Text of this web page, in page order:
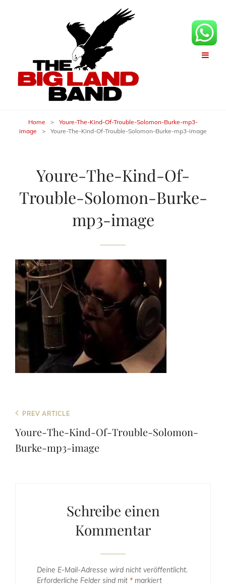
Home >
Youre-The-Kind-Of-Trouble-Solomon-Burke-mp3-
image
> Youre-The-Kind-Of-Trouble-Solomon-Burke-mp3-image
Youre-The-Kind-Of-
Trouble-Solomon-Burke-
mp3-image
Beitragsnavigation
Previous
Post
PREV ARTICLE
Youre-The-Kind-Of-Trouble-Solomon-
Burke-mp3-image
Schreibe einen
Kommentar
Deine E-Mail-Adresse wird nicht veröffentlicht.
Erforderliche Felder sind mit * markiert